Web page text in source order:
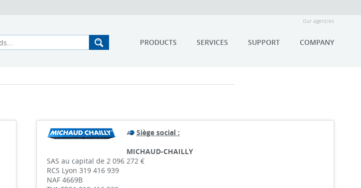
Our agencies
PRODUCTS SERVICES SUPPORT COMPANY
Siège social :
MICHAUD-CHAILLY
SAS au capital de 2 096 272 €
RCS Lyon 319 416 939
NAF 4669B